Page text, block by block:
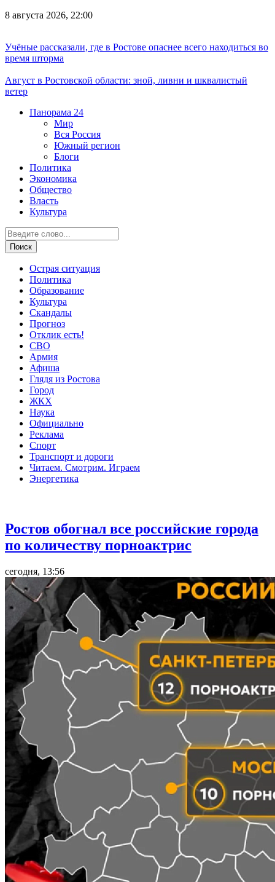
8 августа 2026, 22:00
Учёные рассказали, где в Ростове опаснее всего находиться во
время шторма
Август в Ростовской области: зной, ливни и шквалистый
ветер
Панорама 24
Мир
Вся Россия
Южный регион
Блоги
Политика
Экономика
Общество
Власть
Культура
Острая ситуация
Политика
Образование
Культура
Скандалы
Прогноз
Отклик есть!
СВО
Армия
Афиша
Глядя из Ростова
Город
ЖКХ
Наука
Официально
Реклама
Спорт
Транспорт и дороги
Читаем. Смотрим. Играем
Энергетика
Ростов обогнал все российские города
по количеству порноактрис
сегодня, 13:56